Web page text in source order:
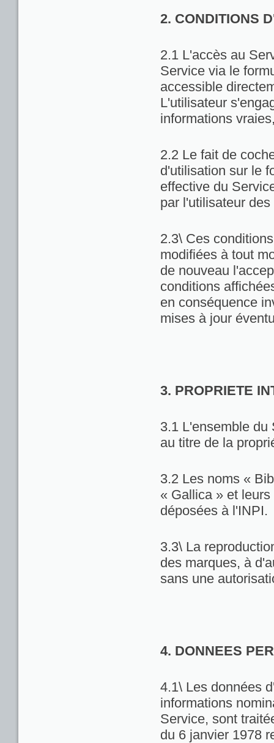
2. CONDITIONS
2.1 L'accès au
Service via le
accessible
L'utilisateur
informations
2.2 Le fait de
d'utilisation sur le
effective du
par l'utilisateur
2.3\ Ces
modifiées à tout
de nouveau
conditions
en conséquence
mises à jour
3. PROPRIETE
3.1 L'ensemble du
au titre de la
3.2 Les noms «
« Gallica » et
déposées à l'INPI.
3.3\ La
des marques, à
sans une
4. DONNEES
4.1\ Les données
informations
Service, sont
du 6 janvier 1978